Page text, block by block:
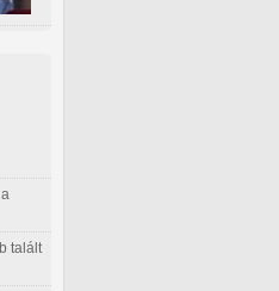
talált